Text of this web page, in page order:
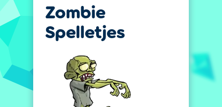
Zombie
Spelletjes